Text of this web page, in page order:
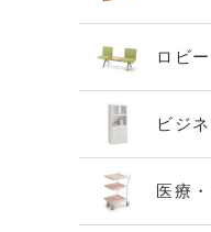
ロビ
ビジ
医療